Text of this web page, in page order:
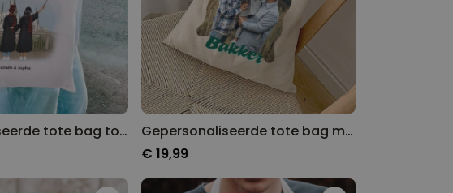
Gepersonaliseerde tote bag tovenaars
Gepersonaliseerde tote bag met foto en tekst
€ 19,99